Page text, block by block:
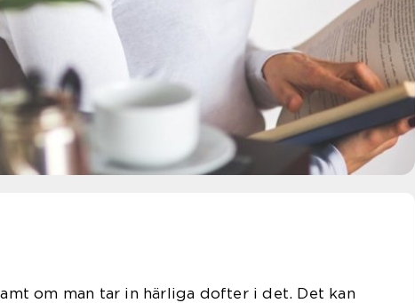
om man tar in härliga dofter i det. Det kan